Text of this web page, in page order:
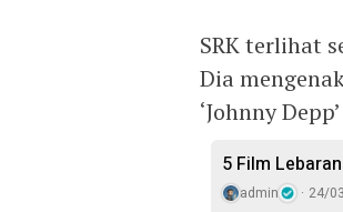
SRK terlihat
Dia
‘Johnny
5 Film
admin 24/